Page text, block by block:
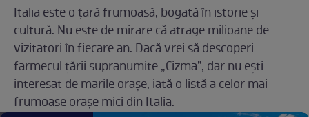
Italia este o țară frumoasă, bogată în istorie și
cultură. Nu este de mirare că atrage milioane de
vizitatori în fiecare an. Dacă vrei să descoperi
farmecul țării supranumite „Cizma”, dar nu ești
interesat de marile orașe, iată o listă a celor mai
frumoase orașe mici din Italia.